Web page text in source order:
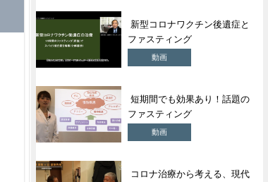
新型コロナワクチン後遺症と
ファスティング
動画
短期間でも効果あり！話題の
ファスティング
動画
コロナ治療から考える、現代